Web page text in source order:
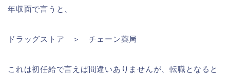
年収面で言うと、
ドラッグストア ＞ チェーン薬局
これは初任給で言えば間違いありませんが、転職となると